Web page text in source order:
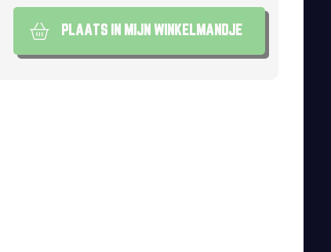
PLAATS IN MIJN WINKELMANDJE